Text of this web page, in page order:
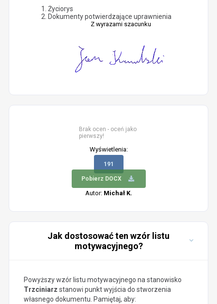
Życiorys
Dokumenty potwierdzające uprawnienia
Z wyrazami szacunku
Brak ocen - oceń jako
pierwszy!
Wyświetlenia:
191
Pobierz DOCX
Autor: Michał K.
Jak dostosować ten wzór listu
motywacyjnego?
Powyższy wzór listu motywacyjnego na stanowisko
Trzciniarz stanowi punkt wyjścia do stworzenia
własnego dokumentu. Pamiętaj, aby: